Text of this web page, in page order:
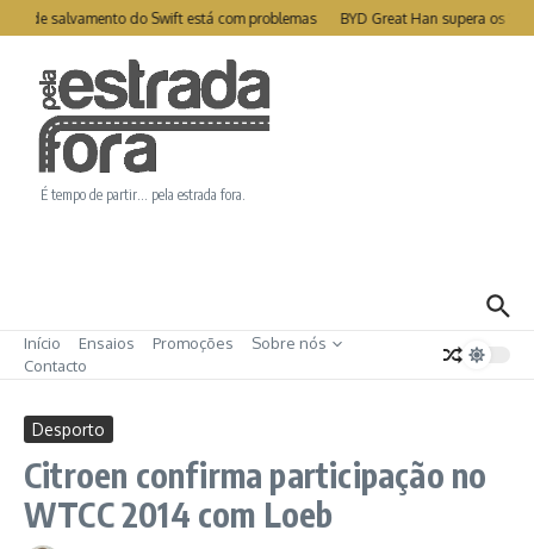
Ir para o conteúdo
de salvamento do Swift está com problemas BYD Great Han supera os
É tempo de partir… pela estrada fora.
Início Ensaios Promoções
Sobre nós
Contacto
Desporto
Citroen confirma participação no
WTCC 2014 com Loeb